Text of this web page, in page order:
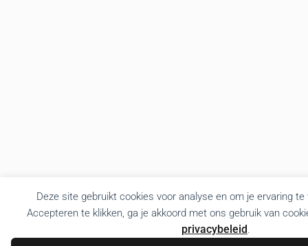
Deze site gebruikt cookies voor analyse en om je ervaring
Accepteren te klikken, ga je akkoord met ons gebruik van
privacybeleid.